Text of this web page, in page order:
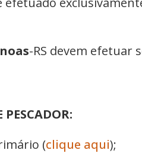
-RS devem efetuar
(clique aqui);